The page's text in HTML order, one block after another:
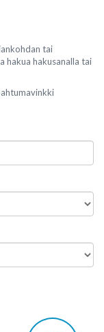
tai
hakua hakusanalla tai